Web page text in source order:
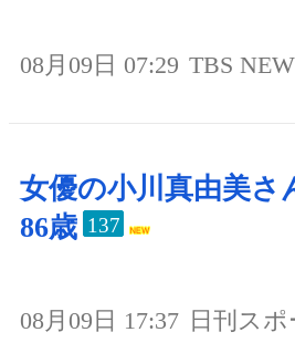
08月09日 07:29 TBS
女優の小川真由美さ
86歳 137
08月09日 17:37 日刊スポ